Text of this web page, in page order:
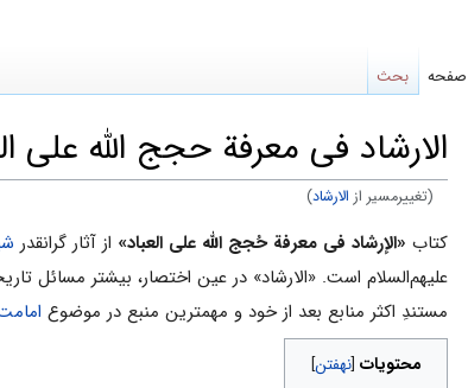
الارشاد فی معرفة حجج الله علی
(تغییرمسیر از الارشاد)
پرش
به
ناوبری
پرش
به
جستجو
کتاب «الإرشاد فی معرفة حُجج الله علی العباد» از آثار گرانقدر
علیهم‌السلام است. «الارشاد» در عين اختصار، بيشتر مسائل
مستندِ اکثر منابع بعد از خود و مهمترین منبع در موضوع
محتویات
صفحه بحث